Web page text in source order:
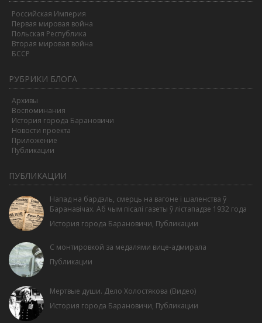
Российская Империя
Первая мировая война
Польская Республика
Вторая мировая война
БССР
РУБРИКИ БЛОГА
Архивы
Воспоминания
История города Барановичи
Новости проекта
Приложение
Публикации
ПУБЛИКАЦИИ
Напад на бардэль, смерць на вагоне і шаленства ў
Баранавічах. Аб чым пісалі газеты ў лістападзе 1932 года
История города Барановичи, Публикации
С монтировкой за медалями вице-адмирала
Публикации
Мертвые души. Дело Холостякова (Видео)
История города Барановичи, Публикации